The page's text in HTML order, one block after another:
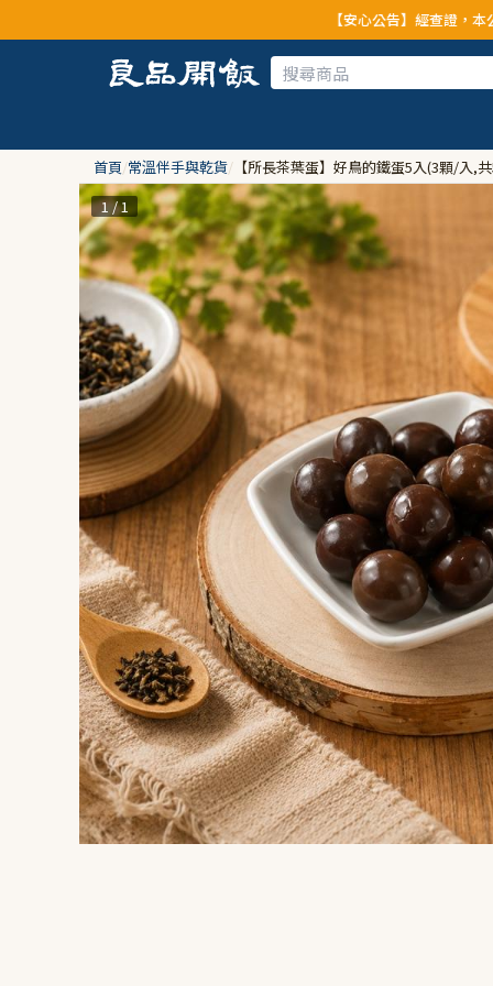
【安心公告】經查證，本公司全品項與上游供
首頁/常溫伴手與乾貨/ 【所長茶葉蛋】好鳥的鐵蛋5入(3顆/入,
1 / 1